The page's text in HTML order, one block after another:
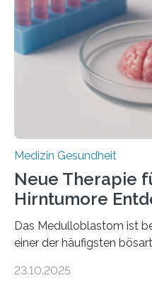
Herzbelastung und des
Rhythmusstörungen
hypertrophe
erblich bedingte
sich die linke
stark kontrahiert…
Medizin Gesundheit
Neue Therapie
Hirntumore
Das Medulloblastom ist
einer der häufigsten
Betroffenen können mit
23.10.2025